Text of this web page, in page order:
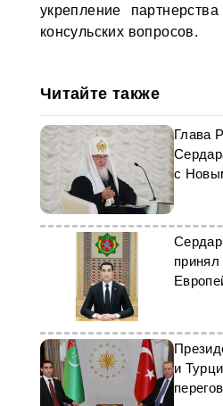
укрепление
консульских вопросов.
Читайте также
Глава
с
принял
и Турции